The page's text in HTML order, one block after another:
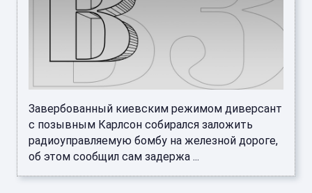
Завербованный киевским режимом диверсант
с позывным Карлсон собирался заложить
радиоуправляемую бомбу на железной дороге,
об этом сообщил сам задержа ...